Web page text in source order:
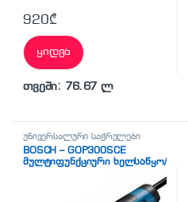
920₾
ყიდვა
თვეში: 76.67 ლ
უნივერსალური საჭრელები
BOSCH – GOP300SCE
მულტიფუნქციური ხელსაწყო/
საშვალებით სხვადასხვა
ტიპის სამუშაოების შეს